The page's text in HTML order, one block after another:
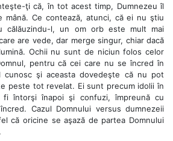
ţi că, în tot acest timp, Dumnezeu îl
mână. Ce contează, atunci, că ei nu ştiu
călăuzindu-l, un om orb este mult mai
are vede, dar merge singur, chiar dacă
Ochii nu sunt de niciun folos celor
pentru că cei care nu se încred în
cunosc şi aceasta dovedeşte că nu pot
peste tot revelat. Ei sunt precum idolii în
întorşi înapoi şi confuzi, împreună cu
Cazul Domnului versus dumnezeii
că oricine se aşază de partea Domnului